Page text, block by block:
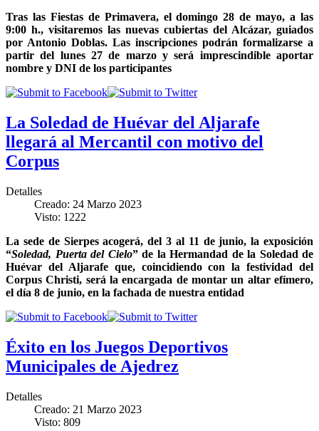
Tras las Fiestas de Primavera, el domingo 28 de mayo, a las
9:00 h., visitaremos las nuevas cubiertas del Alcázar, guiados
por Antonio Doblas. Las inscripciones podrán formalizarse a
partir del lunes 27 de marzo y será imprescindible aportar
nombre y DNI de los participantes
La Soledad de Huévar del Aljarafe
llegará al Mercantil con motivo del
Corpus
Detalles
Creado: 24 Marzo 2023
Visto: 1222
La sede de Sierpes acogerá, del 3 al 11 de junio, la exposición
“Soledad, Puerta del Cielo” de la Hermandad de la Soledad de
Huévar del Aljarafe que, coincidiendo con la festividad del
Corpus Christi, será la encargada de montar un altar efímero,
el día 8 de junio, en la fachada de nuestra entidad
Éxito en los Juegos Deportivos
Municipales de Ajedrez
Detalles
Creado: 21 Marzo 2023
Visto: 809